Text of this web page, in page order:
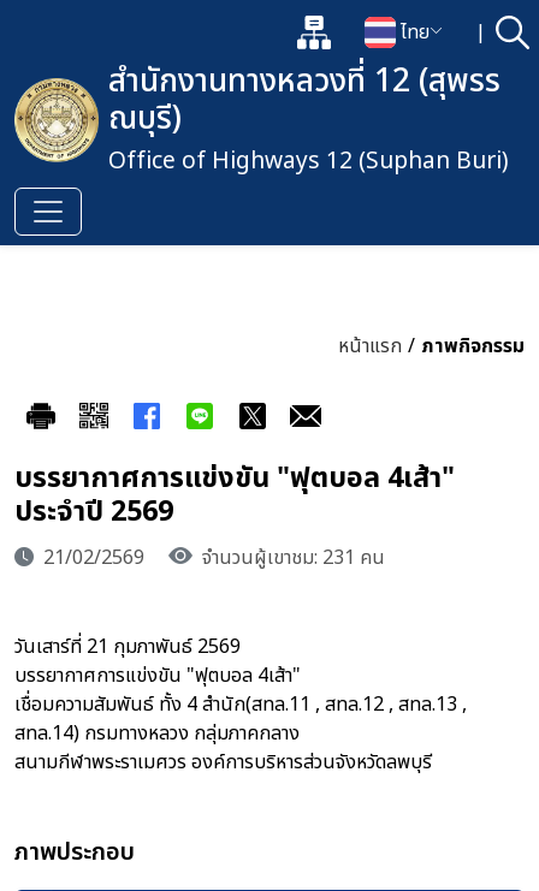
แผนผังเว็บไซต์
เปลี่ยนภาษา
ไทย | ค้
เปิดกล่องค้นหาข้อมูลหลักของเ
สำนักงานทางหลวงที่ 12 (สุพรร
ณบุรี)
Office of Highways 12 (Suphan Buri)
หน้าแรก / ภาพกิจกรรม
บรรยากาศการแข่งขัน "ฟุตบอล 4เส้า"
ประจำปี 2569
21/02/2569 จำนวนผู้เขาชม: 231 คน
วันเสาร์ที่ 21 กุมภาพันธ์ 2569
บรรยากาศการแข่งขัน "ฟุตบอล 4เส้า"
เชื่อมความสัมพันธ์ ทั้ง 4 สำนัก(สทล.11 , สทล.12 , สทล.13 ,
สทล.14) กรมทางหลวง กลุ่มภาคกลาง
สนามกีฬาพระราเมศวร องค์การบริหารส่วนจังหวัดลพบุรี
ภาพประกอบ